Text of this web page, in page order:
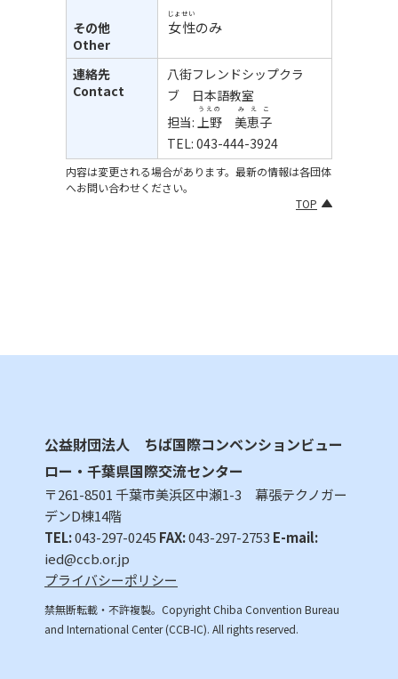
その他
Other
女性
じょせい
のみ
連絡先
Contact
八街フレンドシップクラ
ブ 日本語教室
担当: 上野
うえの
美恵子
みえこ
TEL: 043-444-3924
内容は変更される場合があります。最新の情報は各団体
へお問い合わせください。
TOP
公益財団法人 ちば国際コンベンションビュー
ロー・千葉県国際交流センター
〒261-8501 千葉市美浜区中瀬1-3 幕張テクノガー
デンD棟14階
TEL:043-297-0245 FAX:043-297-2753 E-mail:
ied@ccb.or.jp
プライバシーポリシー
禁無断転載・不許複製。Copyright Chiba Convention Bureau
and International Center (CCB-IC). All rights reserved.